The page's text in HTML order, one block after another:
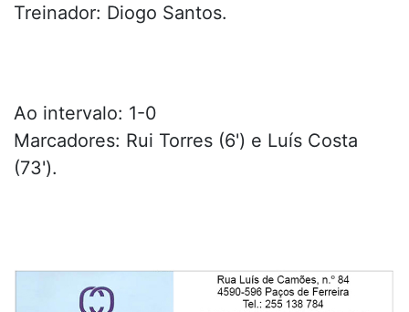
Treinador: Diogo Santos.
Ao intervalo: 1-0
Marcadores: Rui Torres (6') e Luís Costa
(73').